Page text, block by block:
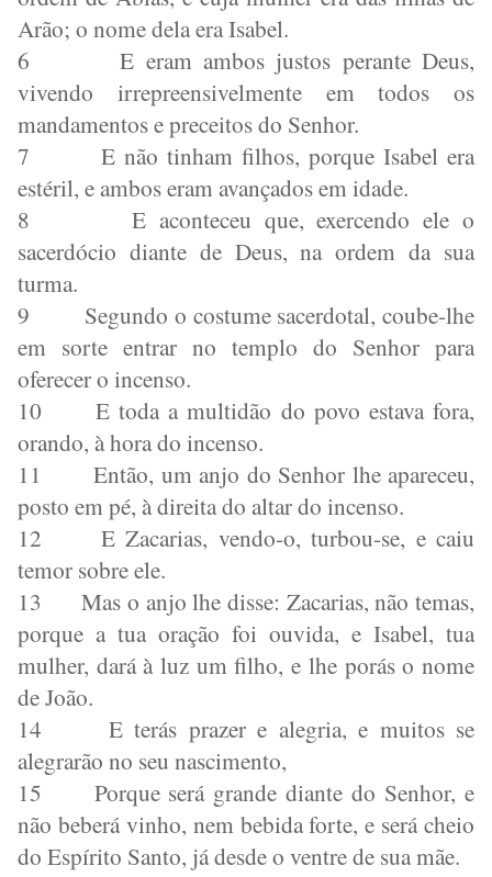
Arão; o nome dela era Isabel.
6
E eram ambos justos perante Deus,
vivendo irrepreensivelmente em todos os
mandamentos e preceitos do Senhor.
7
E não tinham filhos, porque Isabel era
estéril, e ambos eram avançados em idade.
8
E aconteceu que, exercendo ele o
sacerdócio diante de Deus, na ordem da sua
turma.
9
Segundo o costume sacerdotal, coube-lhe
em sorte entrar no templo do Senhor para
oferecer o incenso.
10
E toda a multidão do povo estava fora,
orando, à hora do incenso.
11
Então, um anjo do Senhor lhe apareceu,
posto em pé, à direita do altar do incenso.
12
E Zacarias, vendo-o, turbou-se, e caiu
temor sobre ele.
13
Mas o anjo lhe disse: Zacarias, não temas,
porque a tua oração foi ouvida, e Isabel, tua
mulher, dará à luz um filho, e lhe porás o nome
de João.
14
E terás prazer e alegria, e muitos se
alegrarão no seu nascimento,
15
Porque será grande diante do Senhor, e
não beberá vinho, nem bebida forte, e será cheio
do Espírito Santo, já desde o ventre de sua mãe.